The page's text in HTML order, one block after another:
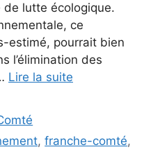
de lutte écologique.
ce
estimé, pourrait bien
l’élimination des
Lire la suite
,franche-comté,